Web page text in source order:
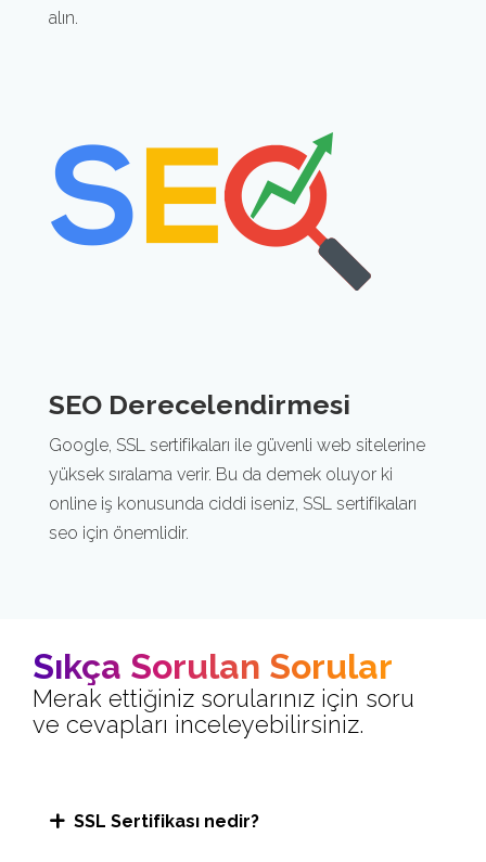
alın.
SEO Derecelendirmesi
Google, SSL sertifikaları ile güvenli web sitelerine
yüksek sıralama verir. Bu da demek oluyor ki
online iş konusunda ciddi iseniz, SSL sertifikaları
seo için önemlidir.
Sıkça Sorulan Sorular
Merak ettiğiniz sorularınız için soru
ve cevapları inceleyebilirsiniz.
SSL Sertifikası nedir?